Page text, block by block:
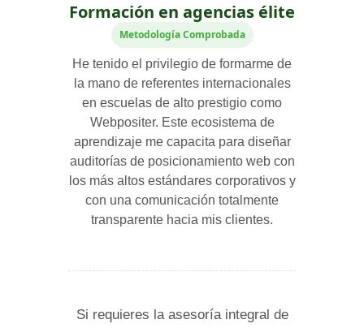
Formación en agencias élite
Metodología Comprobada
He tenido el privilegio de formarme de
la mano de referentes internacionales
en escuelas de alto prestigio como
Webpositer. Este ecosistema de
aprendizaje me capacita para diseñar
auditorías de posicionamiento web con
los más altos estándares corporativos y
con una comunicación totalmente
transparente hacia mis clientes.
Si requieres la asesoría integral de